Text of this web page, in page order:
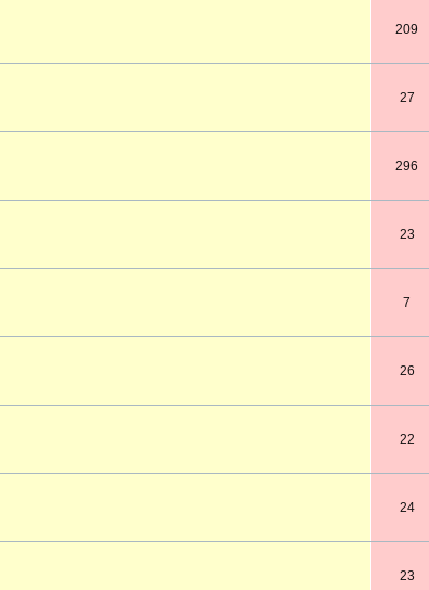
209
27
296
23
7
26
22
24
23